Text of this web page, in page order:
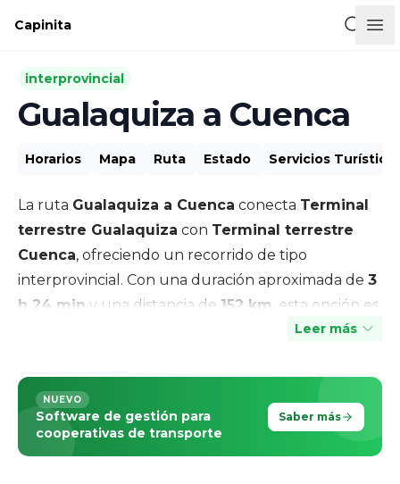
Capinita Buscar
interprovincial
Gualaquiza a Cuenca
Horarios Mapa Ruta Estado Servicios
La ruta Gualaquiza a Cuenca conecta Terminal
terrestre Gualaquiza con Terminal terrestre
Cuenca, ofreciendo un recorrido de tipo
interprovincial. Con una duración aproximada de 3
h 24 min y una distancia de 152 km , esta opción es
ideal para quienes buscan una forma segura y
Leer más
NUEVO
Software de gestión para
cooperativas de transporte
Saber más